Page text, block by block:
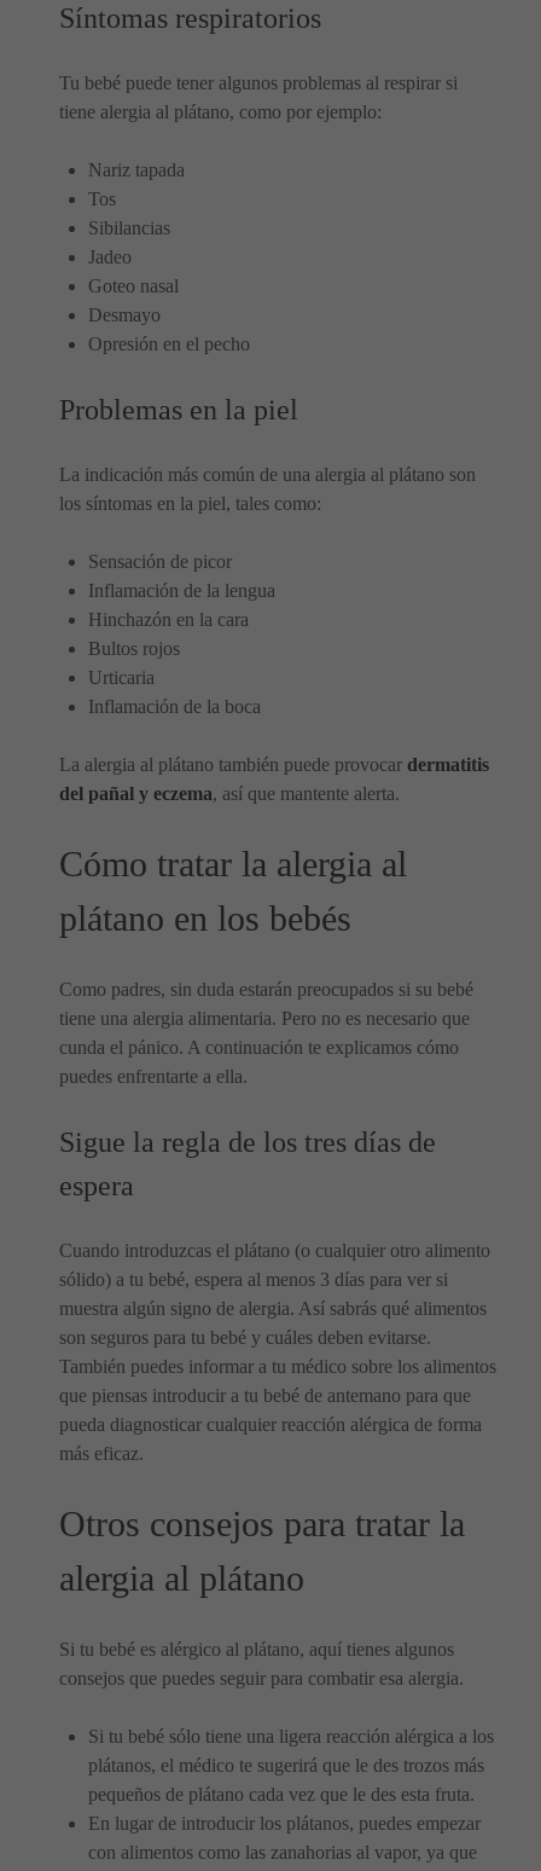
Síntomas respiratorios
Tu bebé puede tener algunos problemas al respirar si
tiene alergia al plátano, como por ejemplo:
Nariz tapada
Tos
Sibilancias
Jadeo
Goteo nasal
Desmayo
Opresión en el pecho
Problemas en la piel
La indicación más común de una alergia al plátano son
los síntomas en la piel, tales como:
Sensación de picor
Inflamación de la lengua
Hinchazón en la cara
Bultos rojos
Urticaria
Inflamación de la boca
La alergia al plátano también puede provocar dermatitis
del pañal y eczema, así que mantente alerta.
Cómo tratar la alergia al
plátano en los bebés
Como padres, sin duda estarán preocupados si su bebé
tiene una alergia alimentaria. Pero no es necesario que
cunda el pánico. A continuación te explicamos cómo
puedes enfrentarte a ella.
Sigue la regla de los tres días de
espera
Cuando introduzcas el plátano (o cualquier otro alimento
sólido) a tu bebé, espera al menos 3 días para ver si
muestra algún signo de alergia. Así sabrás qué alimentos
son seguros para tu bebé y cuáles deben evitarse.
También puedes informar a tu médico sobre los alimentos
que piensas introducir a tu bebé de antemano para que
pueda diagnosticar cualquier reacción alérgica de forma
más eficaz.
Otros consejos para tratar la
alergia al plátano
Si tu bebé es alérgico al plátano, aquí tienes algunos
consejos que puedes seguir para combatir esa alergia.
Si tu bebé sólo tiene una ligera reacción alérgica a los
plátanos, el médico te sugerirá que le des trozos más
pequeños de plátano cada vez que le des esta fruta.
En lugar de introducir los plátanos, puedes empezar
con alimentos como las zanahorias al vapor, ya que